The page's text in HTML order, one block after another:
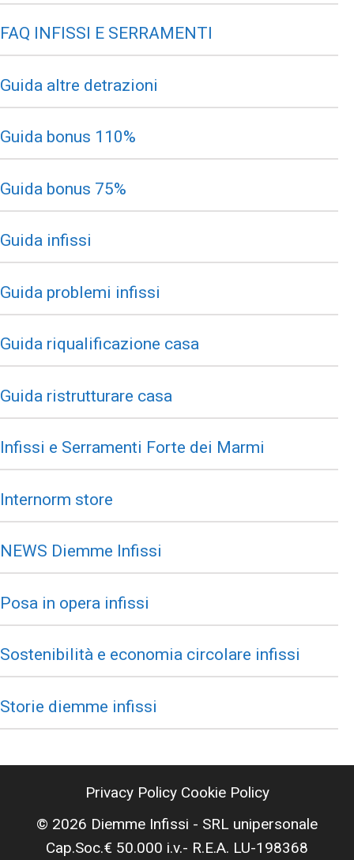
FAQ INFISSI E SERRAMENTI
Guida altre detrazioni
Guida bonus 110%
Guida bonus 75%
Guida infissi
Guida problemi infissi
Guida riqualificazione casa
Guida ristrutturare casa
Infissi e Serramenti Forte dei Marmi
Internorm store
NEWS Diemme Infissi
Posa in opera infissi
Sostenibilità e economia circolare infissi
Storie diemme infissi
Privacy Policy Cookie Policy
© 2026 Diemme Infissi - SRL unipersonale
Cap.Soc.€ 50.000 i.v.- R.E.A. LU-198368